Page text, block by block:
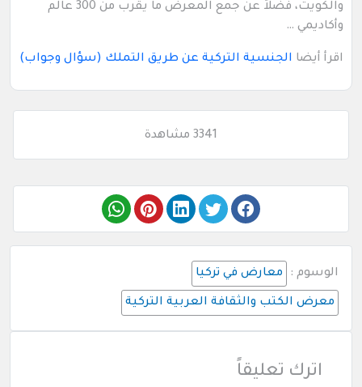
والكويت، فضلاً عن جمع المعرض ما يقرب من 300 عالم
وأكاديمي …
اقرأ أيضا الجنسية التركية عن طريق التملك (سؤال وجواب)
3341 مشاهدة
الوسوم : معارض في تركيا
معرض الكتب والثقافة العربية التركية
اترك تعليقاً